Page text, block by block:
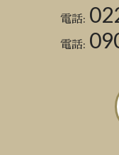
電話:
電話: